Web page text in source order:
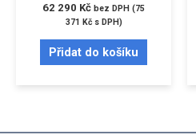
62 290 Kč bez DPH (75
371 Kčs DPH)
Přidat do košíku